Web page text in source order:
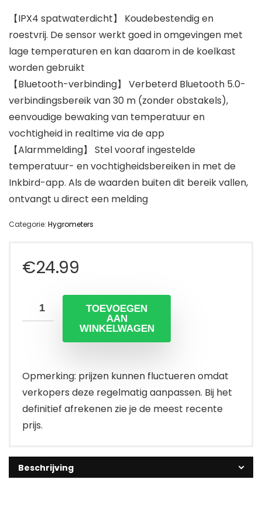
【IPX4 spatwaterdicht】 Koudebestendig en
roestvrij. De sensor werkt goed in omgevingen met
lage temperaturen en kan daarom in de koelkast
worden gebruikt
【Bluetooth-verbinding】 Verbeterd Bluetooth 5.0-
verbindingsbereik van 30 m (zonder obstakels),
eenvoudige bewaking van temperatuur en
vochtigheid in realtime via de app
【Alarmmelding】 Stel vooraf ingestelde
temperatuur- en vochtigheidsbereiken in met de
Inkbird-app. Als de waarden buiten dit bereik vallen,
ontvangt u direct een melding
Categorie: Hygrometers
€24.99
TOEVOEGEN
AAN
WINKELWAGEN
Opmerking: prijzen kunnen fluctueren omdat
verkopers deze regelmatig aanpassen. Bij het
definitief afrekenen zie je de meest recente
prijs.
Beschrijving